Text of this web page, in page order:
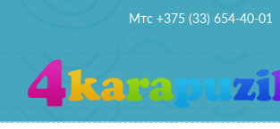
Мтс +375 (33) 654-40-01